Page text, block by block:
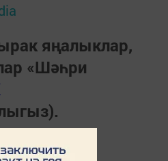
яңалыклар,
«Шәһри